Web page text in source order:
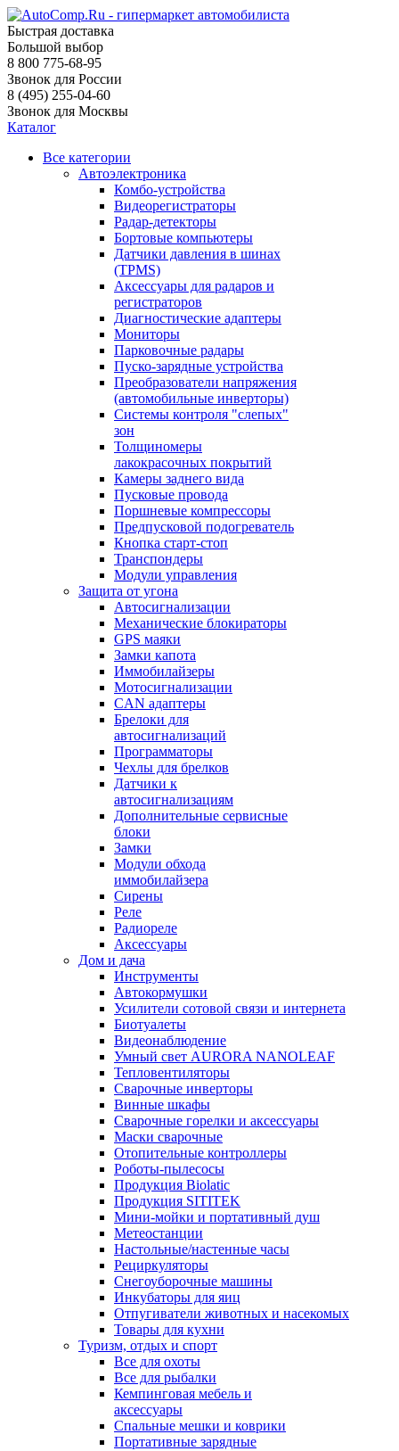
Быстрая доставка
Большой выбор
8 800 775-68-95
Звонок для России
8 (495) 255-04-60
Звонок для Москвы
Каталог
Все категории
Автоэлектроника
Комбо-устройства
Видеорегистраторы
Радар-детекторы
Бортовые компьютеры
Датчики давления в шинах
(TPMS)
Аксессуары для радаров и
регистраторов
Диагностические адаптеры
Мониторы
Парковочные радары
Пуско-зарядные устройства
Преобразователи напряжения
(автомобильные инверторы)
Системы контроля "слепых"
зон
Толщиномеры
лакокрасочных покрытий
Камеры заднего вида
Пусковые провода
Поршневые компрессоры
Предпусковой подогреватель
Кнопка старт-стоп
Транспондеры
Модули управления
Защита от угона
Автосигнализации
Механические блoкираторы
GPS маяки
Замки капота
Иммобилайзеры
Мотосигнализации
CAN адаптеры
Брелоки для
автосигнализаций
Программаторы
Чехлы для брелков
Датчики к
автосигнализациям
Дополнительные сервисные
блоки
Замки
Модули обхода
иммобилайзера
Сирены
Реле
Радиореле
Аксессуары
Дом и дача
Инструменты
Автокормушки
Усилители сотовой связи и интернета
Биотуалеты
Видеонаблюдение
Умный свет AURORA NANOLEAF
Тепловентиляторы
Сварочные инверторы
Винные шкафы
Сварочные горелки и аксессуары
Маски сварочные
Отопительные контроллеры
Роботы-пылесосы
Продукция Biolatic
Продукция SITITEK
Мини-мойки и портативный душ
Метеостанции
Настольные/настенные часы
Рециркуляторы
Снегоуборочные машины
Инкубаторы для яиц
Отпугиватели животных и насекомых
Товары для кухни
Туризм, отдых и спорт
Все для охоты
Все для рыбалки
Кемпинговая мебель и
аксессуары
Спальные мешки и коврики
Портативные зарядные